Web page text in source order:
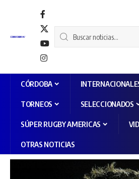
CÓRDOBA
TORNEOS SELECCIONADOS
SÚPER RUGBY AMERICAS
OTRAS NOTICIAS